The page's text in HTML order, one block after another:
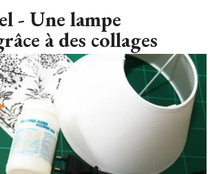
- Une lampe
à des collages